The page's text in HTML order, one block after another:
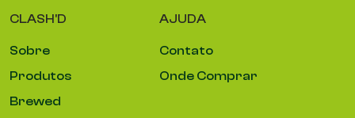
CLASH'D
Sobre
Produtos
Brewed
AJUDA
Contato
Onde Comprar